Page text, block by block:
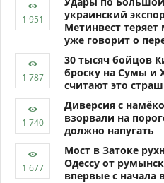
украинский
Метинвест
уже говорит о
30 тысяч бойцов
броску на Сумы и
считают это
Диверсия с
взорвали на
должно напугать
Мост в Затоке
Одессу от
впервые с начала